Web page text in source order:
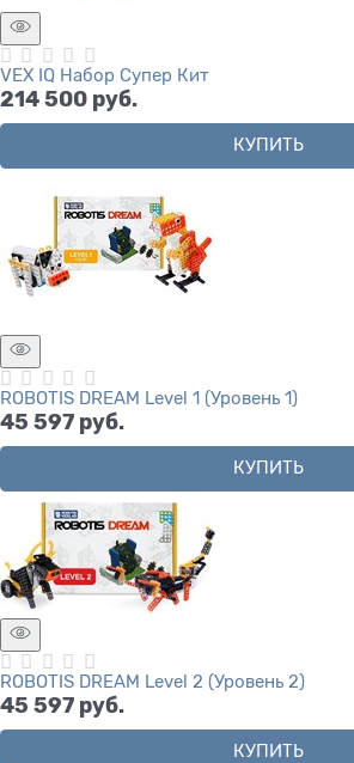
VEX IQ Набор Супер Кит
214 500 руб.
КУПИТЬ
ROBOTIS DREAM Level 1 (Уровень 1)
45 597 руб.
КУПИТЬ
ROBOTIS DREAM Level 2 (Уровень 2)
45 597 руб.
КУПИТЬ